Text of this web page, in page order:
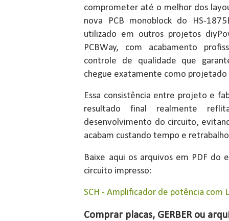
comprometer até o melhor dos
nova PCB monoblock do HS-
utilizado em outros projetos
PCBWay, com acabamento
controle de qualidade que
chegue exatamente como projetado
Essa consistência entre projeto e
resultado final realmente
desenvolvimento do circuito,
acabam custando tempo e
Baixe aqui os arquivos em PDF do
circuito impresso:
SCH - Amplificador de potência com
Comprar placas, GERBER ou